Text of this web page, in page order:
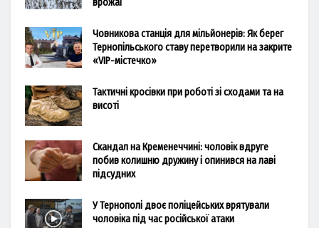
Човникова станція для мільйонерів: Як берег
Тернопільського ставу перетворили на закрите
«VIP-містечко»
Тактичні кросівки при роботі зі сходами та на
висоті
Скандал на Кременеччині: чоловік вдруге
побив колишню дружину і опинився на лаві
підсудних
У Тернополі двоє поліцейських врятували
чоловіка під час російської атаки